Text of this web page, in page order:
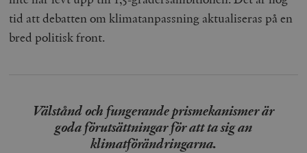
tid att debatten om klimatanpassning aktualiseras på en
bred politisk front.
Välstånd och fungerande prismekanismer är
goda förutsättningar för att ta sig an
klimatförändringarna.